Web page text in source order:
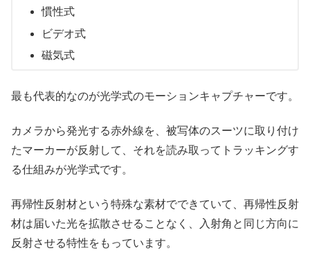
慣性式
ビデオ式
磁気式
最も代表的なのが光学式のモーションキャプチャーです。
カメラから発光する赤外線を、被写体のスーツに取り付け
たマーカーが反射して、それを読み取ってトラッキングす
る仕組みが光学式です。
再帰性反射材という特殊な素材でできていて、再帰性反射
材は届いた光を拡散させることなく、入射角と同じ方向に
反射させる特性をもっています。